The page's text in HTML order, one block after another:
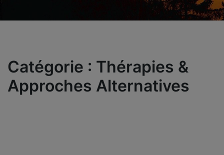
Catégorie : Thérapies &
Approches Alternatives